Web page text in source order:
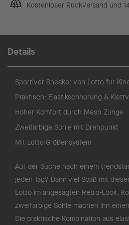
Kostenloser Rückversand und
Details
Sportiver Sneaker von Lotto für
Praktisch: Elastikschnürung &
Hoher Komfort durch Mesh Zunge
Zweifarbige Sohle mit Drehpunkt
Mit Lotto Größensystem
Auf der Suche nach einem
jeden Tag? Dann viel Spaß mit
Lotto im angesagten Retro-Look.
zweifarbige Sohle machen ihn
Die praktische Kombination aus